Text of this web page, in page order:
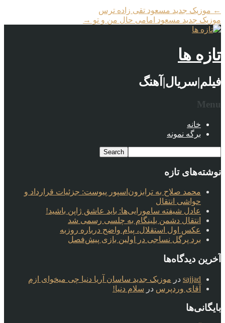
← موزیک جدید مسعود تقی زاده ترس
موزیک جدید مسعود امامی حال من و تو →
تازه ها
فیلم|سریال|آهنگ
Menu
خانه
برگه نمونه
نوشته‌های تازه
محمد صلاح به ترابزون‌اسپور پیوست: جزئیات قرارداد و
حواشی انتقال
عادل شیفته سامورایی‌ها: باید عاشق ژاپن باشید!
انتقال دشمن بلینگام به چلسی رسمی شد
عکس اول استقلال، پیام واضح درباره روزبه
برد پرگل نساجی در اولین بازی پیش‌فصل
آخرین دیدگاه‌ها
sajjad در موزیک جدید ساسان آریا دنیا چی میخوای ازم
آقای وردپرس در سلام دنیا!
بایگانی‌ها